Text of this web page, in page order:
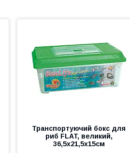
Транспортуючий бокс для
риб FLAT, великий,
36,5x21,5x15см